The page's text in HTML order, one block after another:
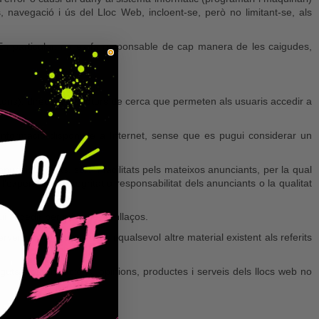
i ús del Lloc Web, incloent-se, però no limitant-se, als
particular, no es fa responsable de cap manera de les caigudes,
directoris i motors de cerca que permeten als usuaris accedir a
disponible a Internet, sense que es pugui considerar un
inserits, seran facilitats pels mateixos anunciants, per la qual
integritat o responsabilitat dels anunciants o la qualitat
accedir per mitjà dels enllaços.
continguts, arxius i qualsevol altre material existent als referits
comunicacions, opinions, productes i serveis dels llocs web no